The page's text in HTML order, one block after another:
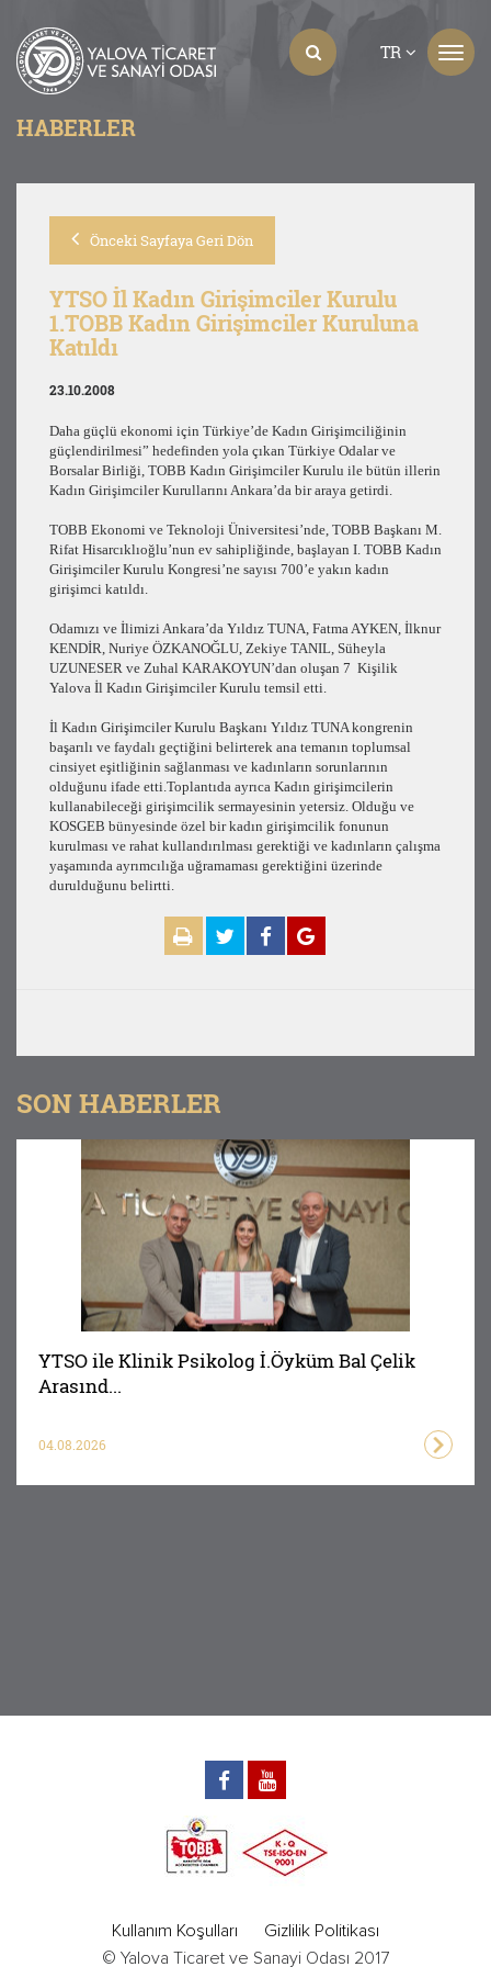
TR
HABERLER
Önceki Sayfaya Geri Dön
YTSO İl Kadın Girişimciler Kurulu
1.TOBB Kadın Girişimciler Kuruluna
Katıldı
23.10.2008
Daha güçlü ekonomi için Türkiye’de Kadın Girişimciliğinin
güçlendirilmesi” hedefinden yola çıkan Türkiye Odalar ve
Borsalar Birliği, TOBB Kadın Girişimciler Kurulu ile bütün illerin
Kadın Girişimciler Kurullarını Ankara’da bir araya getirdi.
TOBB Ekonomi ve Teknoloji Üniversitesi’nde, TOBB Başkanı M.
Rifat Hisarcıklıoğlu’nun ev sahipliğinde, başlayan I. TOBB Kadın
Girişimciler Kurulu Kongresi’ne sayısı 700’e yakın kadın
girişimci katıldı.
Odamızı ve İlimizi Ankara’da Yıldız TUNA, Fatma AYKEN, İlknur
KENDİR, Nuriye ÖZKANOĞLU, Zekiye TANIL, Süheyla
UZUNESER ve Zuhal KARAKOYUN’dan oluşan 7 Kişilik
Yalova İl Kadın Girişimciler Kurulu temsil etti.
İl Kadın Girişimciler Kurulu Başkanı Yıldız TUNA kongrenin
başarılı ve faydalı geçtiğini belirterek ana temanın toplumsal
cinsiyet eşitliğinin sağlanması ve kadınların sorunlarının
olduğunu ifade etti.Toplantıda ayrıca Kadın girişimcilerin
kullanabileceği girişimcilik sermayesinin yetersiz. Olduğu ve
KOSGEB bünyesinde özel bir kadın girişimcilik fonunun
kurulması ve rahat kullandırılması gerektiği ve kadınların çalışma
yaşamında ayrımcılığa uğramaması gerektiğini üzerinde
durulduğunu belirtti.
SON HABERLER
YTSO ile Klinik Psikolog İ.Öyküm Bal Çelik
Arasınd...
04.08.2026
Kullanım Koşulları
Gizlilik Politikası
© Yalova Ticaret ve Sanayi Odası 2017